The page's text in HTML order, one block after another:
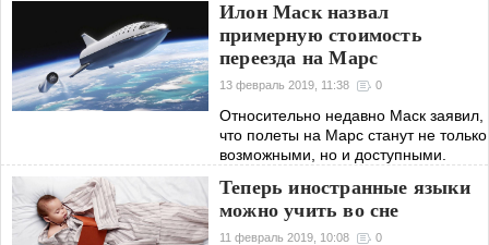
2% в год от общего количества. Если
ничего не предпринять, насекомых
Илон Маск назвал
примерную стоимость
переезда на Марс
13 февраль 2019, 11:38 0
Относительно недавно Маск заявил,
что полеты на Марс станут не только
возможными, но и доступными.
назвал примерную цену того,
сколько будет стоить увидеть
красную планету.
Теперь иностранные языки
можно учить во сне
11 февраль 2019, 10:08 0